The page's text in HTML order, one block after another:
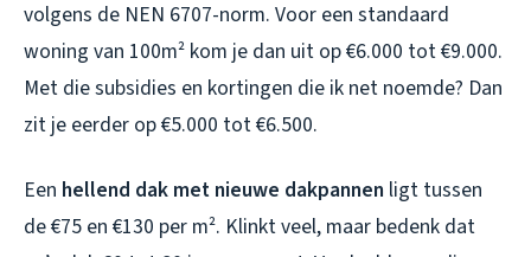
volgens de NEN 6707-norm. Voor een standaard
woning van 100m² kom je dan uit op €6.000 tot €9.000.
Met die subsidies en kortingen die ik net noemde? Dan
zit je eerder op €5.000 tot €6.500.
Een hellend dak met nieuwe dakpannen ligt tussen
de €75 en €130 per m². Klinkt veel, maar bedenk dat